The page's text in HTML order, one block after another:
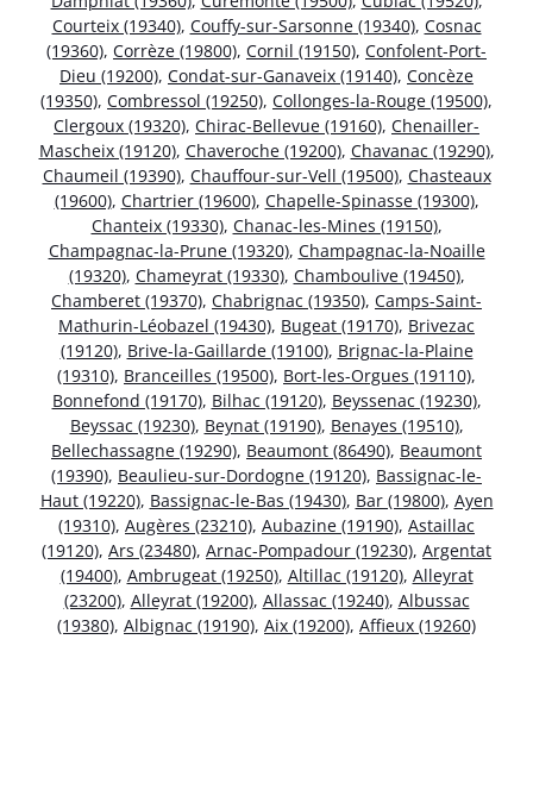
Courteix (19340), Couffy-sur-Sarsonne (19340), Cosnac
(19360), Corrèze (19800), Cornil (19150), Confolent-Port-
Dieu (19200), Condat-sur-Ganaveix (19140), Concèze
(19350), Combressol (19250), Collonges-la-Rouge (19500),
Clergoux (19320), Chirac-Bellevue (19160), Chenailler-
Mascheix (19120), Chaveroche (19200), Chavanac (19290),
Chaumeil (19390), Chauffour-sur-Vell (19500), Chasteaux
(19600), Chartrier (19600), Chapelle-Spinasse (19300),
Chanteix (19330), Chanac-les-Mines (19150),
Champagnac-la-Prune (19320), Champagnac-la-Noaille
(19320), Chameyrat (19330), Chamboulive (19450),
Chamberet (19370), Chabrignac (19350), Camps-Saint-
Mathurin-Léobazel (19430), Bugeat (19170), Brivezac
(19120), Brive-la-Gaillarde (19100), Brignac-la-Plaine
(19310), Branceilles (19500), Bort-les-Orgues (19110),
Bonnefond (19170), Bilhac (19120), Beyssenac (19230),
Beyssac (19230), Beynat (19190), Benayes (19510),
Bellechassagne (19290), Beaumont (86490), Beaumont
(19390), Beaulieu-sur-Dordogne (19120), Bassignac-le-
Haut (19220), Bassignac-le-Bas (19430), Bar (19800), Ayen
(19310), Augères (23210), Aubazine (19190), Astaillac
(19120), Ars (23480), Arnac-Pompadour (19230), Argentat
(19400), Ambrugeat (19250), Altillac (19120), Alleyrat
(23200), Alleyrat (19200), Allassac (19240), Albussac
(19380), Albignac (19190), Aix (19200), Affieux (19260)